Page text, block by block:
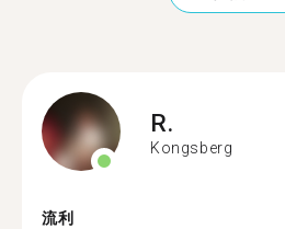
R.
Kongsberg
流利